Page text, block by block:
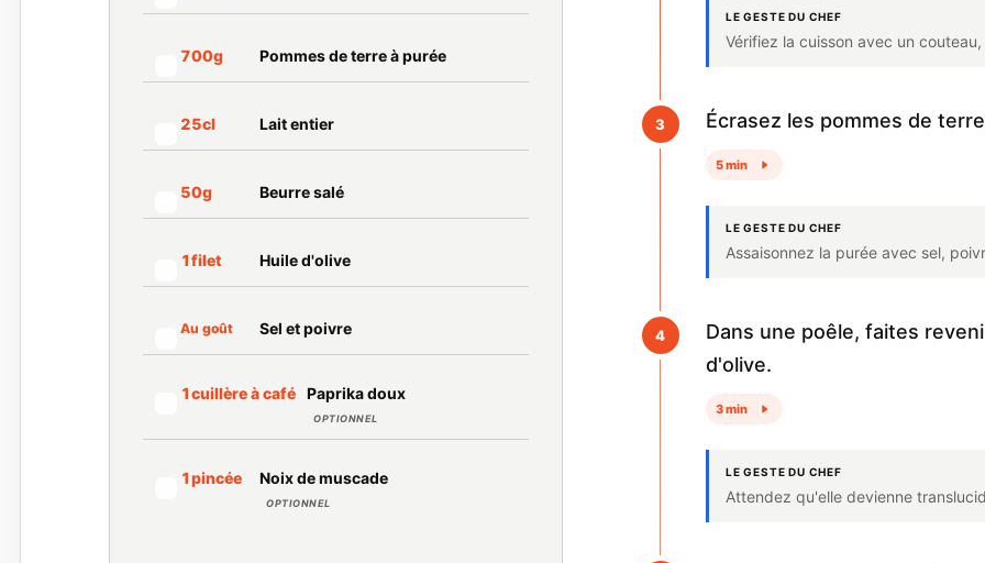
Marquer cet ingrédient comme préparé
700g Pommes de terre à purée
Marquer cet ingrédient comme préparé
25cl Lait entier
Marquer cet ingrédient comme préparé
50g Beurre salé
Marquer cet ingrédient comme préparé
1filet Huile d'olive
Marquer cet ingrédient comme préparé
Au goût Sel et poivre
Marquer cet ingrédient comme préparé
1cuillère à café Paprika doux
OPTIONNEL
Marquer cet ingrédient comme préparé
1pincée Noix de muscade
OPTIONNEL
LE GESTE DU CHEF
Vérifiez la cuisson avec un
3 Écrasez les pommes de
5 min
LE GESTE DU CHEF
Assaisonnez la purée avec sel,
4
Dans une poêle, faites
d'olive.
3 min
LE GESTE DU CHEF
Attendez qu'elle devienne